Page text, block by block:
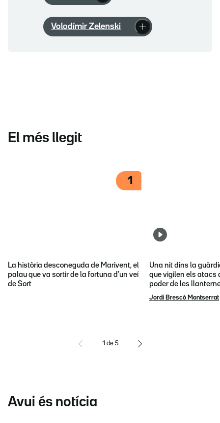
Volodímir Zelenski
El més llegit
1
La història desconeguda de Marivent, el
palau que va sortir de la fortuna d'un veí
de Sort
Una nit dins la
que vigilen els atacs
poder de les
Jordi Brescó Montserrat
1 de 5
Avui és notícia